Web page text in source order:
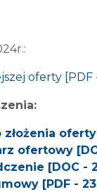
oferty [PDF
ofertowy
[DOC -
[PDF -